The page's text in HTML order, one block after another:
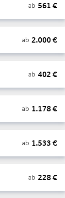
ab 561 €
ab 2.000€
ab 402 €
ab 1.178€
ab 1.533 €
ab 228€